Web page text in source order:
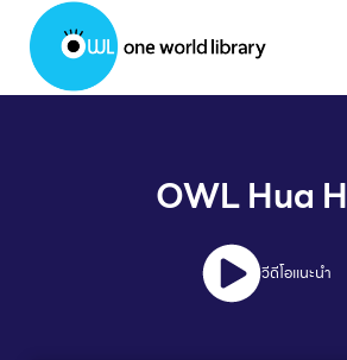
Skip
content
OWL Hua
วีดีโอแนะนำ